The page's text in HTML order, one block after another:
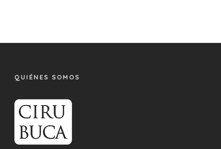
QUIÉNES SOMOS